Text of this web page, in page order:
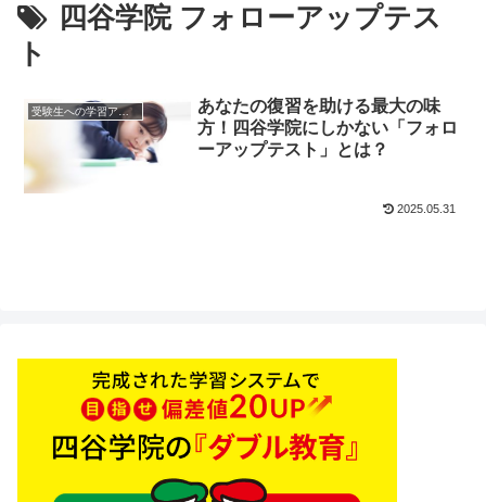
四谷学院 フォローアップテス
ト
受験生への学習アドバイス
あなたの復習を助ける最大の味
方！四谷学院にしかない「フォロ
ーアップテスト」とは？
2025.05.31